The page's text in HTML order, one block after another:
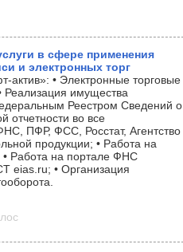
в сфере применения
и электронных торг
• Электронные торговые
Реализация имущества
Реестром Сведений о
отчетности во все
ПФР, ФСС, Росстат, Агентство
продукции; • Работа на
• Работа на портале ФНС
eias.ru; • Организация